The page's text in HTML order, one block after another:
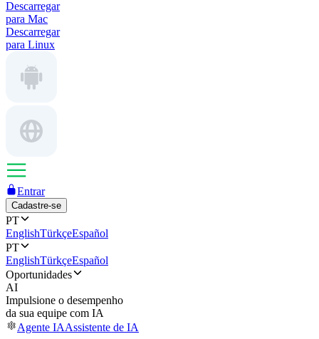
Descarregar
para Mac
Descarregar
para Linux
Entrar
Cadastre-se
PT
EnglishTürkçeEspañol
PT
EnglishTürkçeEspañol
Oportunidades
AI
Impulsione o desempenho
da sua equipe com IA
Agente IAAssistente de IA